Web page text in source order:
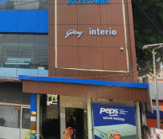
के सभी विद्यालय 18